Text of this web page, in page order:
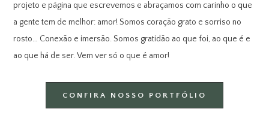
projeto e página que escrevemos e abraçamos com carinho o que
a gente tem de melhor: amor! Somos coração grato e sorriso no
rosto… Conexão e imersão. Somos gratidão ao que foi, ao que é e
ao que há de ser. Vem ver só o que é amor!
CONFIRA NOSSO PORTFÓLIO